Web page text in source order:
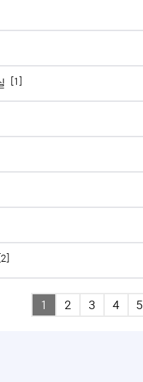
[1]
[2]
1 2 3 4 5